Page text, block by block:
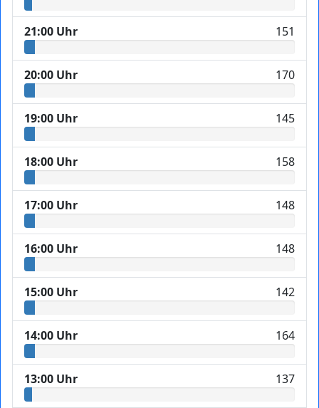
21:00 Uhr 151
20:00 Uhr 170
19:00 Uhr 145
18:00 Uhr 158
17:00 Uhr 148
16:00 Uhr 148
15:00 Uhr 142
14:00 Uhr 164
13:00 Uhr 137